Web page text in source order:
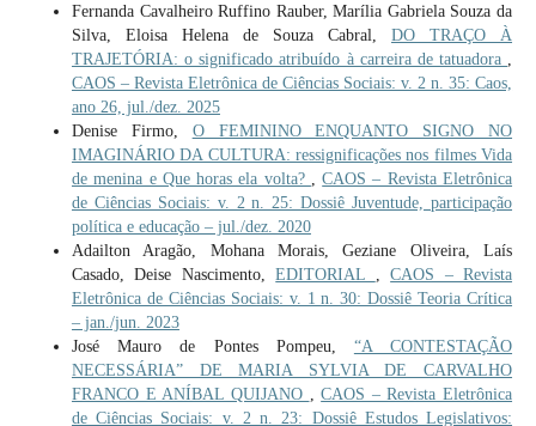
Fernanda Cavalheiro Ruffino Rauber, Marília Gabriela Souza da
Silva, Eloisa Helena de Souza Cabral,DO TRAÇO À
TRAJETÓRIA: o significado atribuído à carreira de tatuadora
CAOS – Revista Eletrônica de Ciências Sociais: v. 2 n. 35: Caos,
ano 26, jul./dez. 2025
Denise Firmo, O FEMININO ENQUANTO SIGNO NO
IMAGINÁRIO DA CULTURA: ressignificações nos filmes Vida
de menina e Que horas ela volta?
,CAOS – Revista Eletrônica
de Ciências Sociais: v. 2 n. 25: Dossiê Juventude, participação
política e educação – jul./dez. 2020
Adailton Aragão, Mohana Morais, Geziane Oliveira, Laís
Casado, Deise Nascimento,EDITORIAL ,CAOS – Revista
Eletrônica de Ciências Sociais: v. 1 n. 30: Dossiê Teoria Crítica
– jan./jun. 2023
José Mauro de Pontes Pompeu, “A CONTESTAÇÃO
NECESSÁRIA” DE MARIA SYLVIA DE CARVALHO
FRANCO E ANÍBAL QUIJANO
,CAOS – Revista Eletrônica
de Ciências Sociais: v. 2 n. 23: Dossiê Estudos Legislativos: